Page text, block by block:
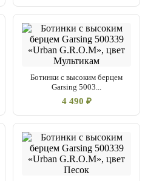
Ботинки с высоким берцем
Garsing 5003...
4 490 ₽